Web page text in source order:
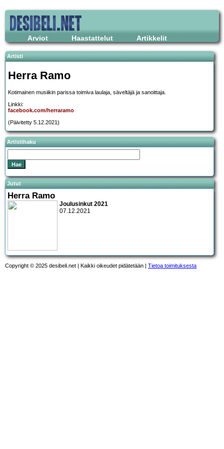
Arviot Haastattelut Artikkelit
Artisti
Herra Ramo
Kotimainen musiikin parissa toimiva laulaja, säveltäjä ja sanoittaja.
Linkki:
facebook.com/herraramo
(Päivitetty 5.12.2021)
Artistihaku
Jutut
Herra Ramo
Joulusinkut 2021
07.12.2021
Copyright © 2025 desibeli.net | Kaikki oikeudet pidätetään | Tietoa toimituksesta